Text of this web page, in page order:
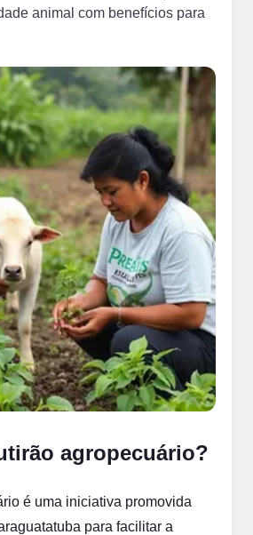
animal com benefícios para
agropecuário?
é uma iniciativa promovida
para facilitar a